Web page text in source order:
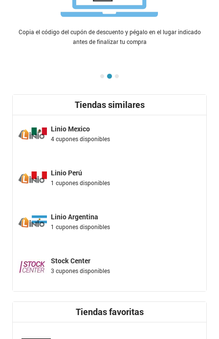
Copia el código del cupón de descuento y pégalo en el lugar indicado
antes de finalizar tu compra
Tiendas similares
Linio Mexico
4 cupones disponibles
Linio Perú
1 cupones disponibles
Linio Argentina
1 cupones disponibles
Stock Center
3 cupones disponibles
Tiendas favoritas